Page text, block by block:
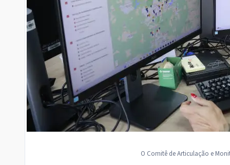
O Comitê de Articulação e